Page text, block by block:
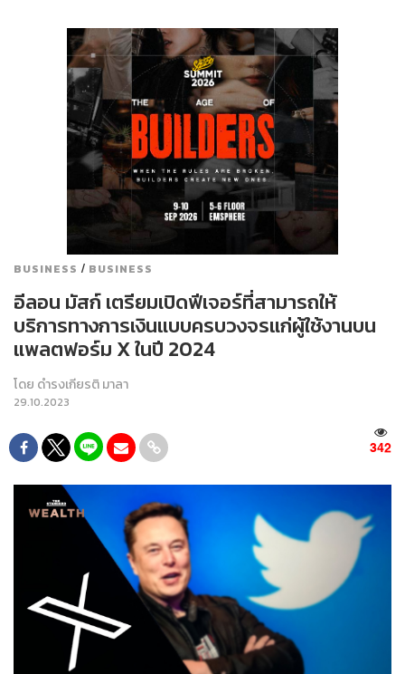
BUSINESS / BUSINESS
อีลอน มัสก์ เตรียมเปิดฟีเจอร์ที่สามารถให้
บริการทางการเงินแบบครบวงจรแก่ผู้ใช้งานบน
แพลตฟอร์ม X ในปี 2024
โดย ดำรงเกียรติ มาลา
29.10.2023
342